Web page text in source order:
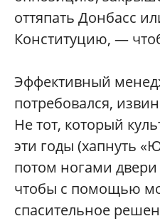
оттяпать Донбасс
Конституцию, —
Эффективный
потребовался,
Не тот, который
эти годы (хапнуть
потом ногами
чтобы с помощью
спасительное